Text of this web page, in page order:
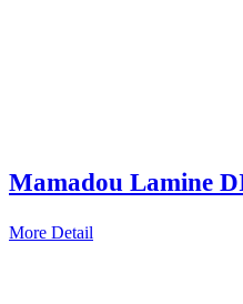
Mamadou Lamine
More Detail